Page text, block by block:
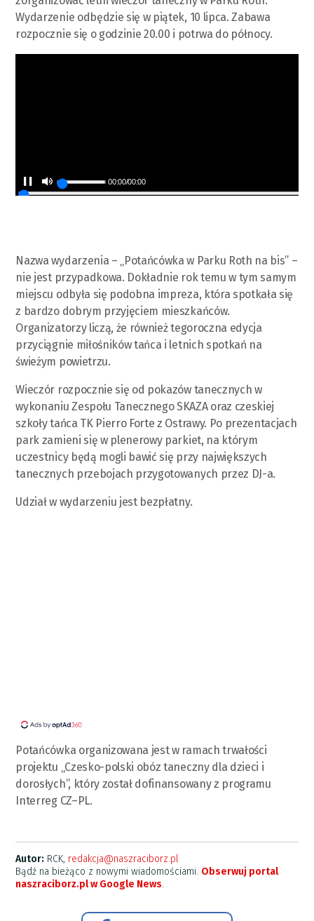
Wydarzenie odbędzie się w piątek, 10 lipca. Zabawa
rozpocznie się o godzinie 20.00 i potrwa do północy.
00:00/00:00
Nazwa wydarzenia – „Potańcówka w Parku Roth na bis” –
nie jest przypadkowa. Dokładnie rok temu w tym samym
miejscu odbyła się podobna impreza, która spotkała się
z bardzo dobrym przyjęciem mieszkańców.
Organizatorzy liczą, że również tegoroczna edycja
przyciągnie miłośników tańca i letnich spotkań na
świeżym powietrzu.
Wieczór rozpocznie się od pokazów tanecznych w
wykonaniu Zespołu Tanecznego SKAZA oraz czeskiej
szkoły tańca TK Pierro Forte z Ostrawy. Po prezentacjach
park zamieni się w plenerowy parkiet, na którym
uczestnicy będą mogli bawić się przy największych
tanecznych przebojach przygotowanych przez DJ-a.
Udział w wydarzeniu jest bezpłatny.
Potańcówka organizowana jest w ramach trwałości
projektu „Czesko-polski obóz taneczny dla dzieci i
dorosłych”, który został dofinansowany z programu
Interreg CZ–PL.
Autor: RCK, redakcja@naszraciborz.pl
Bądź na bieżąco z nowymi wiadomościami. Obserwuj portal
naszraciborz.pl w Google News.